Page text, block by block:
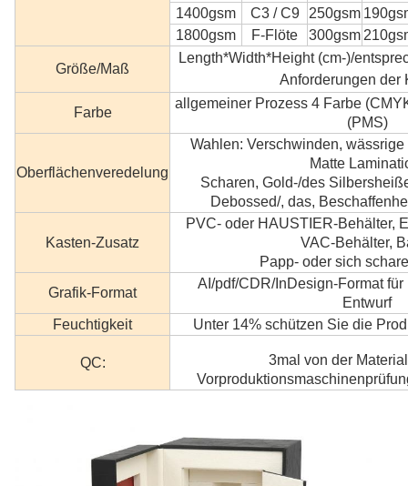
1400gsm C3 / C9 250gsm
1800gsm
F-Flöte 300gsm
Größe/Maß
Length*Width*Height (cm-)/
Anforderungen der
Farbe
allgemeiner Prozess 4 Farbe
(PMS)
Oberflächenveredelung
Wahlen: Verschwinden,
Matte
Scharen, Gold-/des
Debossed/, das,
Kasten-Zusatz
PVC- oder HAUSTIER-Behälter,
VAC-Behälter,
Papp- oder sich
Grafik-Format
AI/pdf/CDR/InDesign-Format
Entwurf
Feuchtigkeit
Unter 14% schützen Sie die
QC:
3mal von der